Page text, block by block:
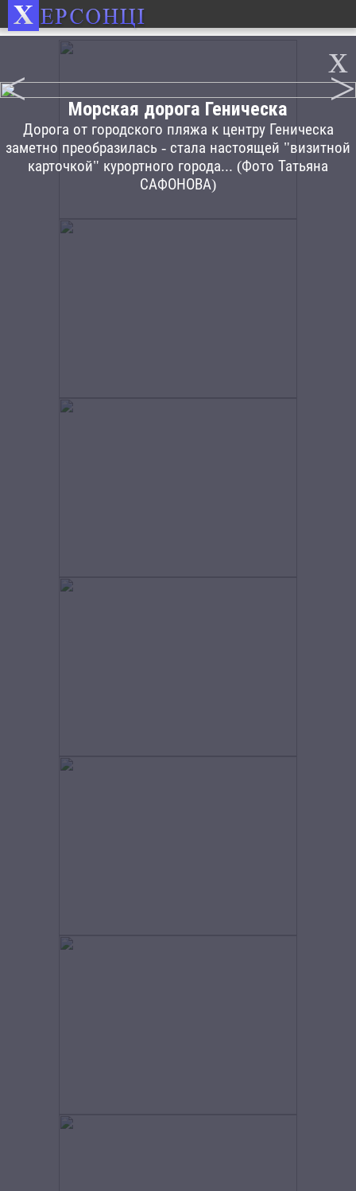
x
< >
Морская дорога Геническа
Дорога от городского пляжа к центру Геническа
заметно преобразилась - стала настоящей "визитной
карточкой" курортного города... (Фото Татьяна
САФОНОВА)